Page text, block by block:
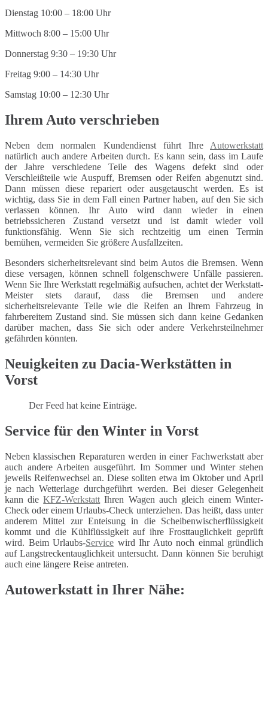
Dienstag 10:00 – 18:00 Uhr
Mittwoch 8:00 – 15:00 Uhr
Donnerstag 9:30 – 19:30 Uhr
Freitag 9:00 – 14:30 Uhr
Samstag 10:00 – 12:30 Uhr
Ihrem Auto verschrieben
Neben dem normalen Kundendienst führt Ihre Autowerkstatt
natürlich auch andere Arbeiten durch. Es kann sein, dass im Laufe
der Jahre verschiedene Teile des Wagens defekt sind oder
Verschleißteile wie Auspuff, Bremsen oder Reifen abgenutzt sind.
Dann müssen diese repariert oder ausgetauscht werden. Es ist
wichtig, dass Sie in dem Fall einen Partner haben, auf den Sie sich
verlassen können. Ihr Auto wird dann wieder in einen
betriebssicheren Zustand versetzt und ist damit wieder voll
funktionsfähig. Wenn Sie sich rechtzeitig um einen Termin
bemühen, vermeiden Sie größere Ausfallzeiten.
Besonders sicherheitsrelevant sind beim Autos die Bremsen. Wenn
diese versagen, können schnell folgenschwere Unfälle passieren.
Wenn Sie Ihre Werkstatt regelmäßig aufsuchen, achtet der Werkstatt-
Meister stets darauf, dass die Bremsen und andere
sicherheitsrelevante Teile wie die Reifen an Ihrem Fahrzeug in
fahrbereitem Zustand sind. Sie müssen sich dann keine Gedanken
darüber machen, dass Sie sich oder andere Verkehrsteilnehmer
gefährden könnten.
Neuigkeiten zu Dacia-Werkstätten in
Vorst
Der Feed hat keine Einträge.
Service für den Winter in Vorst
Neben klassischen Reparaturen werden in einer Fachwerkstatt aber
auch andere Arbeiten ausgeführt. Im Sommer und Winter stehen
jeweils Reifenwechsel an. Diese sollten etwa im Oktober und April
je nach Wetterlage durchgeführt werden. Bei dieser Gelegenheit
kann dieKFZ-Werkstatt Ihren Wagen auch gleich einem Winter-
Check oder einem Urlaubs-Check unterziehen. Das heißt, dass unter
anderem Mittel zur Enteisung in die Scheibenwischerflüssigkeit
kommt und die Kühlflüssigkeit auf ihre Frosttauglichkeit geprüft
wird. Beim Urlaubs-Service wird Ihr Auto noch einmal gründlich
auf Langstreckentauglichkeit untersucht. Dann können Sie beruhigt
auch eine längere Reise antreten.
Autowerkstatt in Ihrer Nähe: